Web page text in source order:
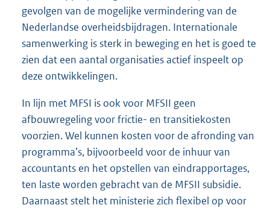
gevolgen van de mogelijke vermindering van de
Nederlandse overheidsbijdragen. Internationale
samenwerking is sterk in beweging en het is goed te
zien dat een aantal organisaties actief inspeelt op
deze ontwikkelingen.
In lijn met MFSI is ook voor MFSII geen
afbouwregeling voor frictie- en transitiekosten
voorzien. Wel kunnen kosten voor de afronding van
programma’s, bijvoorbeeld voor de inhuur van
accountants en het opstellen van eindrapportages,
ten laste worden gebracht van de MFSII subsidie.
Daarnaast stelt het ministerie zich flexibel op voor